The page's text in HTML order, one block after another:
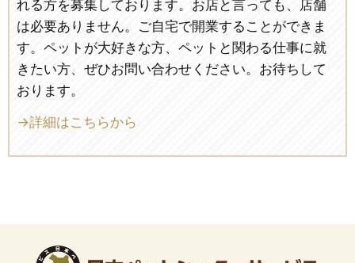
れる方を募集しております。お店と言っても、店舗
は必要ありません。ご自宅で開業することができま
す。ペットが大好きな方、ペットと関わる仕事に就
きたい方、ぜひお問い合わせください。お待ちして
おります。
→詳細はこちらから